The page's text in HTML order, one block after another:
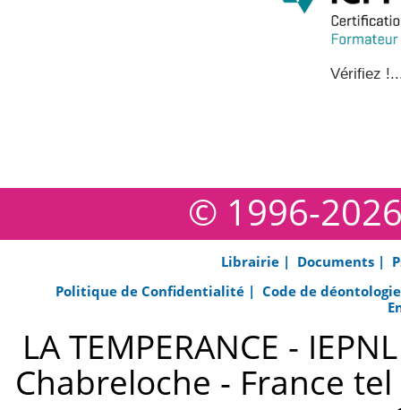
Vérifiez
© 1996-2026
Librairie | Documents |
Politique de Confidentialité | Code de
LA TEMPERANCE -
Chabreloche - France